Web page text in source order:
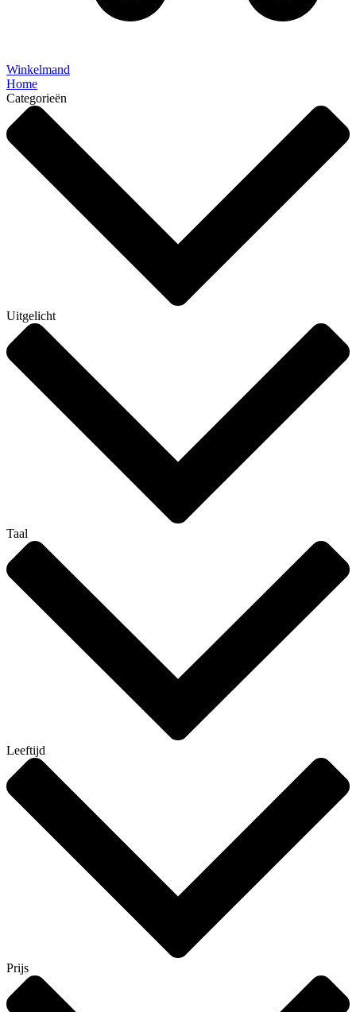
Winkelmand
Home
Categorieën
Uitgelicht
Taal
Leeftijd
Prijs